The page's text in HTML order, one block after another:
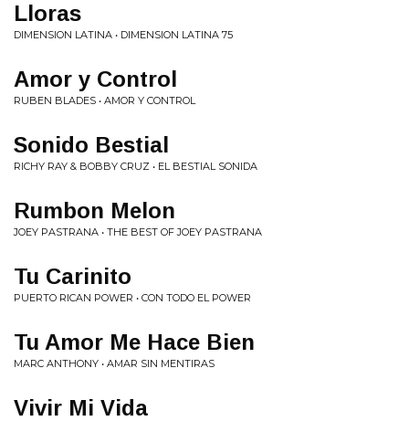
Lloras
DIMENSION LATINA • DIMENSION LATINA 75
Amor y Control
RUBEN BLADES • AMOR Y CONTROL
Sonido Bestial
RICHY RAY & BOBBY CRUZ • EL BESTIAL SONIDA
Rumbon Melon
JOEY PASTRANA • THE BEST OF JOEY PASTRANA
Tu Carinito
PUERTO RICAN POWER • CON TODO EL POWER
Tu Amor Me Hace Bien
MARC ANTHONY • AMAR SIN MENTIRAS
Vivir Mi Vida